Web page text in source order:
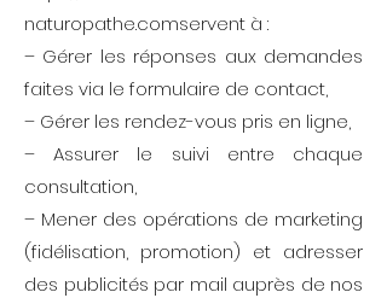
naturopathe.comservent à :
– Gérer les réponses aux demandes
faites via le formulaire de contact,
– Gérer les rendez-vous pris en ligne,
– Assurer le suivi entre chaque
consultation,
– Mener des opérations de marketing
(fidélisation, promotion) et adresser
des publicités par mail auprès de nos